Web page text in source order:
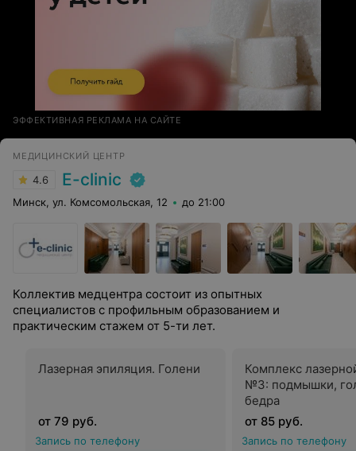
ЭФФЕКТИВНАЯ РЕКЛАМА НА САЙТЕ
МЕДИЦИНСКИЙ ЦЕНТР
4.6 E-clinic
Минск, ул. Комсомольская, 12 до 21:00
Коллектив медцентра состоит из опытных
специалистов с профильным образованием и
практическим стажем от 5-ти лет.
Лазерная эпиляция. Голени
от 79 руб.
Запись по телефону
Комплекс
№3: подмышки,
бедра
от 85 руб.
Запись по телефону